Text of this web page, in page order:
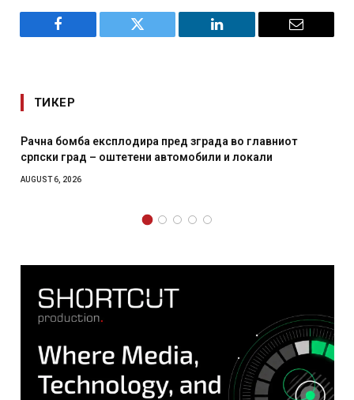
Facebook Twitter LinkedIn Email
ТИКЕР
Рачна бомба експлодира пред зграда во главниот
српски град – оштетени автомобили и локали
AUGUST 6, 2026